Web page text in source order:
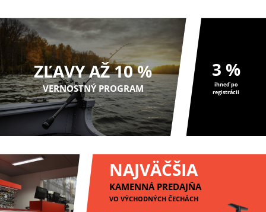
ZĽAVY AŽ 10 %
VERNOSTNÝ PROGRAM
3 %
ihneď po
registrácii
NAJVÄČŠIA
KAMENNÁ PREDAJŇA
VO VÝCHODNÝCH ČECHÁCH